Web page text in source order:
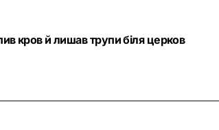
кров й лишав трупи біля церков